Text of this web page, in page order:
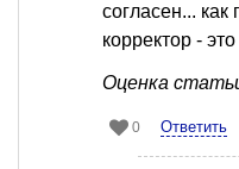
согласен... как
корректор - это
Оценка
0 Ответить